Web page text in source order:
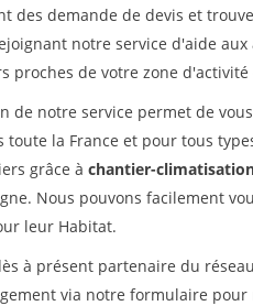
des demande de devis et
notre service d'aide
proches de votre zone
de notre service permet de
toute la France et pour tous
grâce à chantier-
Nous pouvons facilement
leur Habitat.
à présent partenaire du réseau
via notre formulaire